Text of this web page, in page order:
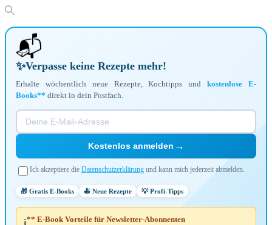
📬
✨Verpasse keine Rezepte mehr!
Erhalte wöchentlich neue Rezepte, Kochtipps undkostenlose E-
Books** direkt in dein Postfach.
Kostenlos anmelden →
Ich akzeptiere die Datenschutzerklärung und kann mich jederzeit abmelden.
🎁 Gratis E-Books 🍝 Neue Rezepte 💡 Profi-Tipps
** E-Book Vorteile für Newsletter-Abonnenten